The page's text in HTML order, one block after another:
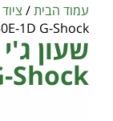
עמוד הבית/
1D G-Shock
Shock